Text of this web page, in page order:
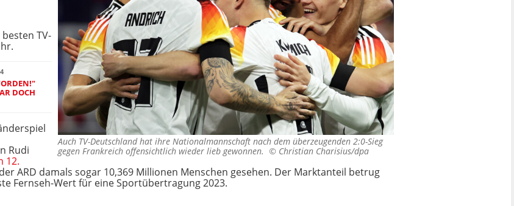
Auch TV-Deutschland hat ihre Nationalmannschaft nach dem überzeugenden 2:0-Sieg
gegen Frankreich offensichtlich wieder lieb gewonnen. © Christian Charisius/dpa
TV-
DOCH
Rudi
12.
ARD damals sogar 10,369 Millionen Menschen gesehen. Der Marktanteil betrug
Fernseh-Wert für eine Sportübertragung 2023.